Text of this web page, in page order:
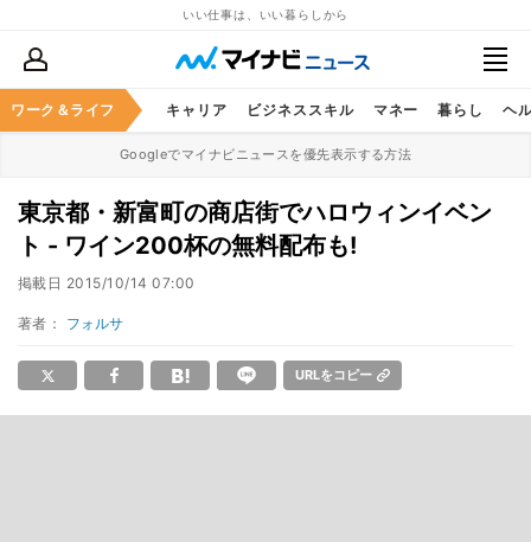
いい仕事は、いい暮らしから
ワーク＆ライフ キャリア ビジネススキル マネー 暮らし ヘ
Googleでマイナビニュースを優先表示する方法
東京都・新富町の商店街でハロウィンイベン
ト - ワイン200杯の無料配布も!
掲載日 2015/10/14 07:00
著者： フォルサ
URLをコピー